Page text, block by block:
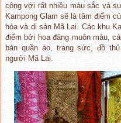
công với rất nhiều màu sắc và
Kampong Glam sẽ là tâm điểm
hóa và di sản Mã Lai. Các khu
điểm bởi hoa đăng muôn màu,
bán quần áo, trang sức, đồ
người Mã Lai.